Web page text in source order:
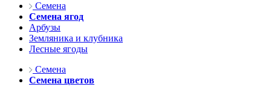
Семена
Семена ягод
Арбузы
Земляника и клубника
Лесные ягоды
Семена
Семена цветов